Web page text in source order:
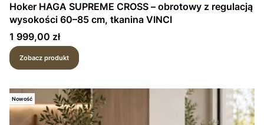
Hoker HAGA SUPREME CROSS – obrotowy z regulacją
wysokości 60–85 cm, tkanina VINCI
Cena
1 999,00 zł
Zobacz produkt
Nowość